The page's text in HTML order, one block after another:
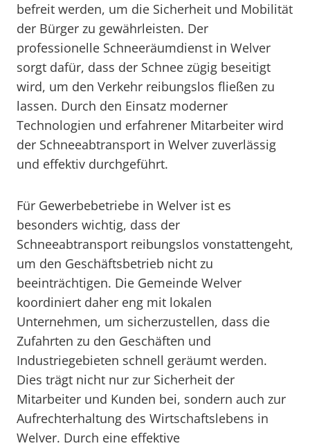
befreit werden, um die Sicherheit und Mobilität
der Bürger zu gewährleisten. Der
professionelle Schneeräumdienst in Welver
sorgt dafür, dass der Schnee zügig beseitigt
wird, um den Verkehr reibungslos fließen zu
lassen. Durch den Einsatz moderner
Technologien und erfahrener Mitarbeiter wird
der Schneeabtransport in Welver zuverlässig
und effektiv durchgeführt.
Für Gewerbebetriebe in Welver ist es
besonders wichtig, dass der
Schneeabtransport reibungslos vonstattengeht,
um den Geschäftsbetrieb nicht zu
beeinträchtigen. Die Gemeinde Welver
koordiniert daher eng mit lokalen
Unternehmen, um sicherzustellen, dass die
Zufahrten zu den Geschäften und
Industriegebieten schnell geräumt werden.
Dies trägt nicht nur zur Sicherheit der
Mitarbeiter und Kunden bei, sondern auch zur
Aufrechterhaltung des Wirtschaftslebens in
Welver. Durch eine effektive